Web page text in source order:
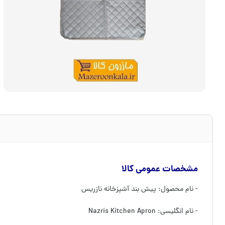
مشخصات عمومی کالا
- نام محصول: پیش بند آشپزخانه نازریس
- نام انگلیسی: Nazris Kitchen Apron